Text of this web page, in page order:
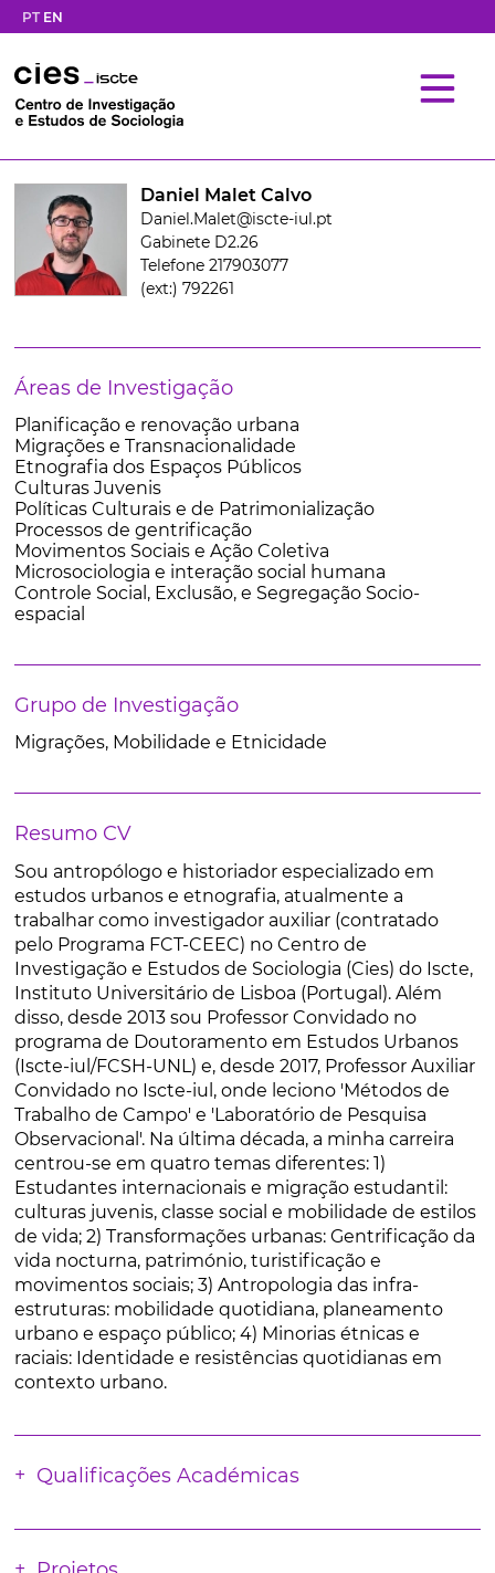
PT EN
Daniel Malet Calvo
Daniel.Malet@iscte-iul.pt
Gabinete D2.26
Telefone 217903077
(ext:) 792261
Áreas de Investigação
Planificação e renovação urbana
Migrações e Transnacionalidade
Etnografia dos Espaços Públicos
Culturas Juvenis
Políticas Culturais e de Patrimonialização
Processos de gentrificação
Movimentos Sociais e Ação Coletiva
Microsociologia e interação social humana
Controle Social, Exclusão, e Segregação Socio-
espacial
Grupo de Investigação
Migrações, Mobilidade e Etnicidade
Resumo CV
Sou antropólogo e historiador especializado em
estudos urbanos e etnografia, atualmente a
trabalhar como investigador auxiliar (contratado
pelo Programa FCT-CEEC) no Centro de
Investigação e Estudos de Sociologia (Cies) do Iscte,
Instituto Universitário de Lisboa (Portugal). Além
disso, desde 2013 sou Professor Convidado no
programa de Doutoramento em Estudos Urbanos
(Iscte-iul/FCSH-UNL) e, desde 2017, Professor Auxiliar
Convidado no Iscte-iul, onde leciono 'Métodos de
Trabalho de Campo' e 'Laboratório de Pesquisa
Observacional'. Na última década, a minha carreira
centrou-se em quatro temas diferentes: 1)
Estudantes internacionais e migração estudantil:
culturas juvenis, classe social e mobilidade de estilos
de vida; 2) Transformações urbanas: Gentrificação da
vida nocturna, património, turistificação e
movimentos sociais; 3) Antropologia das infra-
estruturas: mobilidade quotidiana, planeamento
urbano e espaço público; 4) Minorias étnicas e
raciais: Identidade e resistências quotidianas em
contexto urbano.
Qualificações Académicas